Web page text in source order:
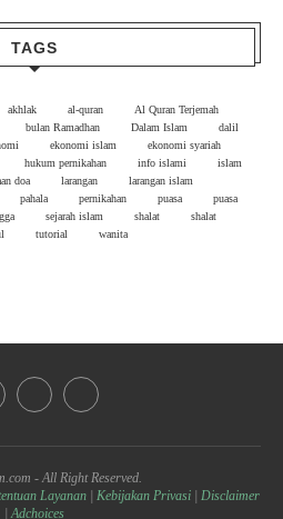
TAGS
akhlak al-quran
Al Quran Terjemah
bulan Ramadhan Dalam Islam
dalil
ekonomi islam
ekonomi syariah
hukum pernikahan info islami
islam
doa larangan
larangan islam
pahala pernikahan puasa
puasa
sejarah islam shalat
shalat
tutorial wanita
- All Right Reserved.
Layanan| Kebijakan Privasi| Disclaimer
|Adchoices